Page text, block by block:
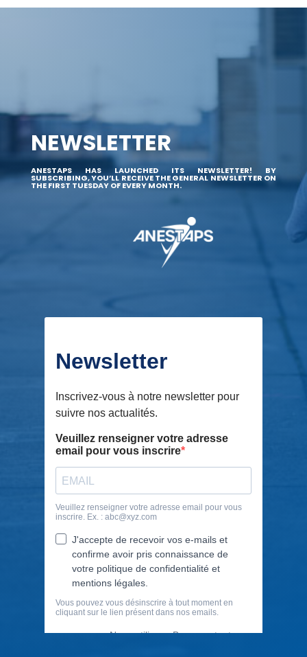
NEWSLETTER
ANESTAPS HAS LAUNCHED ITS NEWSLETTER! BY
SUBSCRIBING, YOU’LL RECEIVE THE GENERAL NEWSLETTER ON
THE FIRST TUESDAY OF EVERY MONTH.